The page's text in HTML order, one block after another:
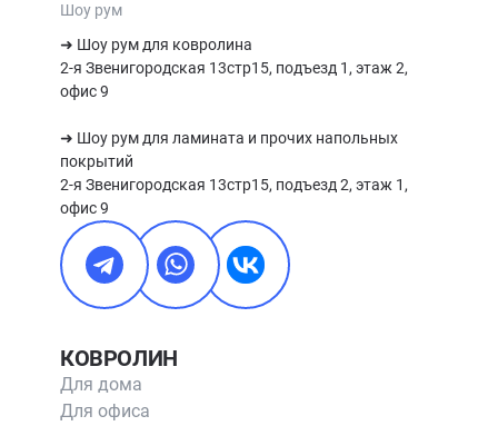
области — они практичнее, лучше маскируют мелкие
загрязнения.
Шоу рум
➜ Шоу рум для ковролина
2-я Звенигородская 13стр15, подъезд 1, этаж 2,
офис 9
➜ Шоу рум для ламината и прочих напольных
покрытий
2-я Звенигородская 13стр15, подъезд 2, этаж 1,
офис 9
КОВРОЛИН
Для дома
Для офиса